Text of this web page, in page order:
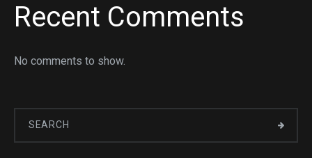
Recent Comments
No comments to show.